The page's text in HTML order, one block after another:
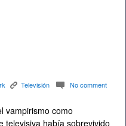
K Televisión c No comment
vampirismo como
televisiva había sobrevivido